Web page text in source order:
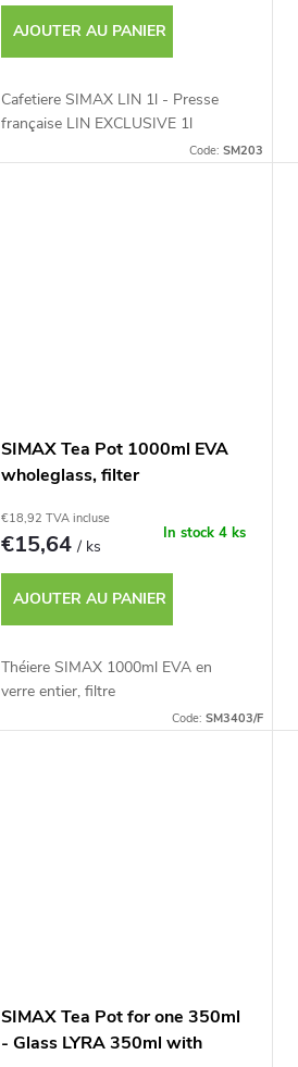
AJOUTER AU PANIER
Cafetiere SIMAX LIN 1l - Presse
française LIN EXCLUSIVE 1l
Code:SM203
SIMAX Tea Pot 1000ml EVA
wholeglass, filter
€18,92 TVA incluse
€15,64/ ks
In stock4 ks
AJOUTER AU PANIER
Théiere SIMAX 1000ml EVA en
verre entier, filtre
Code:SM3403/F
SIMAX Tea Pot for one 350ml
- Glass LYRA 350ml with